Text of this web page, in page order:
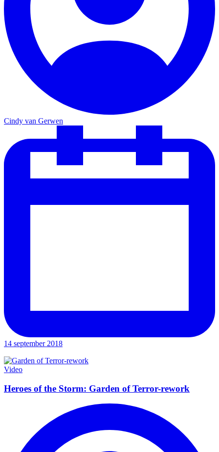
Cindy van Gerwen
14 september 2018
Video
Heroes of the Storm: Garden of Terror-rework